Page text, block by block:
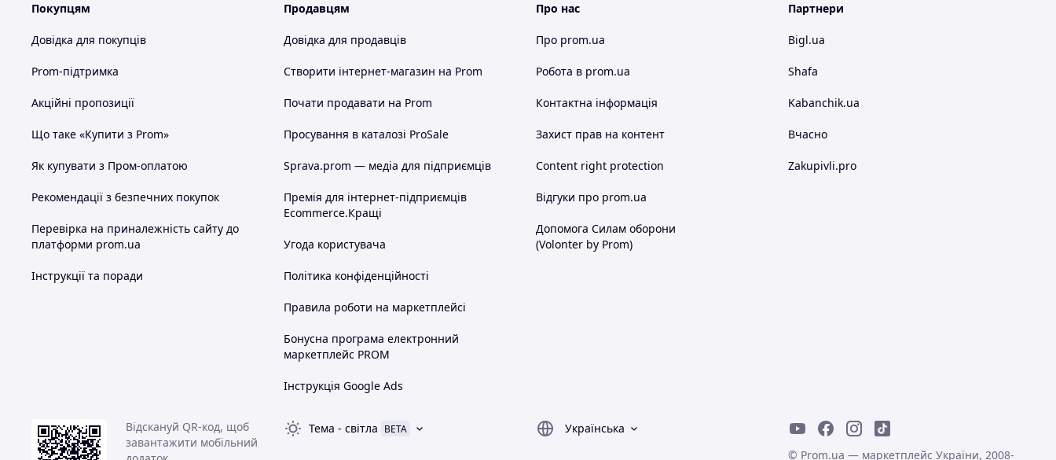
Покупцям
Довідка для покупців
Prom-підтримка
Акційні пропозиції
Що таке «Купити з Prom»
Як купувати з Пром-оплатою
Рекомендації з безпечних покупок
Перевірка на приналежність сайту до
платформи prom.ua
Інструкції та поради
Продавцям
Довідка для продавців
Створити інтернет-магазин на Prom
Почати продавати на Prom
Просування в каталозі ProSale
Sprava.prom — медіа для підприємців
Премія для інтернет-підприємців
Ecommerce.Кращі
Угода користувача
Політика конфіденційності
Правила роботи на маркетплейсі
Бонусна програма електронний
маркетплейс PROM
Інструкція Google Ads
Про нас
Про prom.ua
Робота в prom.ua
Контактна інформація
Захист прав на контент
Content right protection
Відгуки про prom.ua
Допомога Силам оборони
(Volonter by Prom)
Партнери
Bigl.ua
Shafa
Kabanchik.ua
Вчасно
Zakupivli.pro
Відскануй QR-код, щоб
завантажити мобільний
Тема - світла BETA
Українська
© Prom.ua — маркетплейс України, 2008-